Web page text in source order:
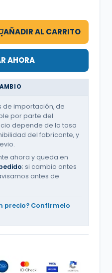
AÑADIR AL CARRITO
AHORA
de importación, de
por parte del
depende de la tasa
del fabricante, y
ahora y queda en
; si cambia antes
antes de
precio? Confírmelo